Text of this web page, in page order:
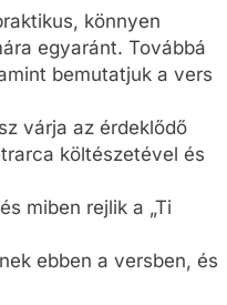
könnyen
egyaránt. Továbbá
bemutatjuk a vers
várja az érdeklődő
költészetével és
miben rejlik a „Ti
ebben a versben, és